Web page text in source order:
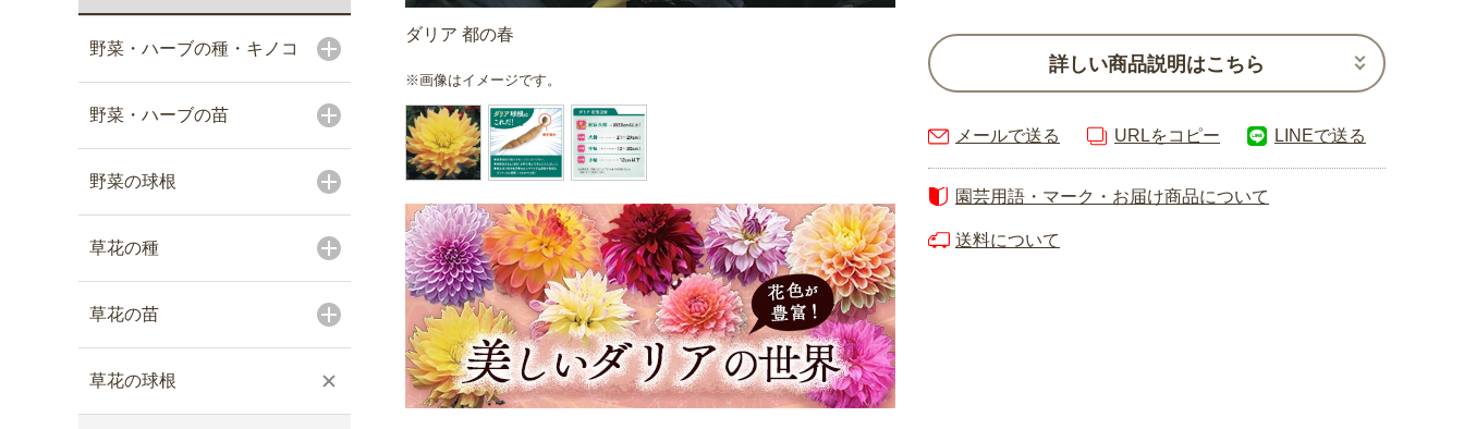
野菜・ハーブの種・キノコ
野菜・ハーブの苗
野菜の球根
草花の種
草花の苗
草花の球根
ダリア 都の春
※画像はイメージです。
詳しい商品説明はこちら
メールで送る URLをコピー LINEで送る
園芸用語・マーク・お届け商品について
送料について